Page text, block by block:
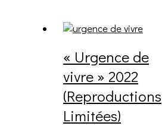
« Urgence de
vivre » 2022
(Reproductions
Limitées)